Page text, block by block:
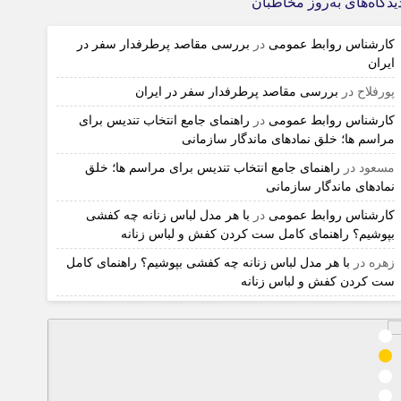
کارشناس روابط عمومی در بررسی مقاصد پرطرفدار سفر در
ایران
پورفلاح در بررسی مقاصد پرطرفدار سفر در ایران
کارشناس روابط عمومی در راهنمای جامع انتخاب تندیس برای
مراسم ها؛ خلق نمادهای ماندگار سازمانی
مسعود در راهنمای جامع انتخاب تندیس برای مراسم ها؛ خلق
نمادهای ماندگار سازمانی
کارشناس روابط عمومی در با هر مدل لباس زنانه چه کفشی
بپوشیم؟ راهنمای کامل ست کردن کفش و لباس زنانه
زهره در با هر مدل لباس زنانه چه کفشی بپوشیم؟ راهنمای کامل
ست کردن کفش و لباس زنانه